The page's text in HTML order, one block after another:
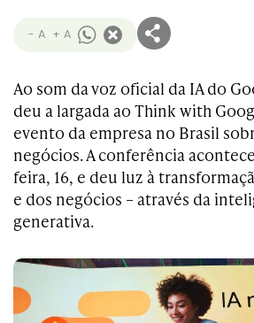
- A + A
Ao som da voz oficial da IA do
deu a largada ao Think with
evento da empresa no Brasil
negócios. A conferência
feira, 16, e deu luz à
e dos negócios – através da
generativa.